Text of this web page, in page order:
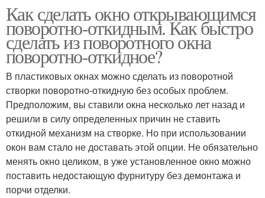
Как сделать окно открывающимся
поворотно-откидным. Как быстро
сделать из поворотного окна
поворотно-откидное?
В пластиковых окнах можно сделать из поворотной
створки поворотно-откидную без особых проблем.
Предположим, вы ставили окна несколько лет назад и
решили в силу определенных причин не ставить
откидной механизм на створке. Но при использовании
окон вам стало не доставать этой опции. Не обязательно
менять окно целиком, в уже установленное окно можно
поставить недостающую фурнитуру без демонтажа и
порчи отделки.